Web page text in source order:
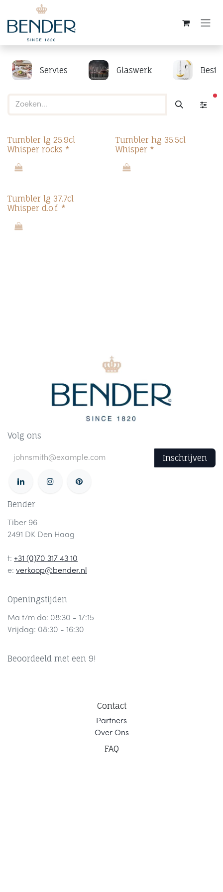
Overslaan naar inhoud
Servies Glaswerk
Tumbler lg 25.9cl
Whisper rocks *
Tumbler hg 35.5cl
Whisper *
Tumbler lg 37.7cl
Whisper d.o.f. *
Volg ons
Inschrijven
Bender
Tiber 96
2491 DK Den Haag
t: +31 (0)70 317 43 10
e: verkoop@bender.nl
Openingstijden
Ma t/m do: 08:30 - 17:15
Vrijdag: 08:30 - 16:30
Beoordeeld met een 9!
Contact
Partners
Over Ons
FAQ